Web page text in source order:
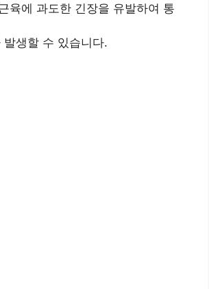
육에 과도한 긴장을 유발하여 통
생할 수 있습니다.